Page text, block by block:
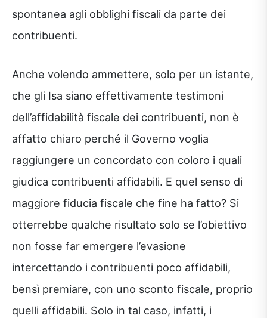
spontanea agli obblighi fiscali da parte dei
contribuenti.
Anche volendo ammettere, solo per un istante,
che gli Isa siano effettivamente testimoni
dell’affidabilità fiscale dei contribuenti, non è
affatto chiaro perché il Governo voglia
raggiungere un concordato con coloro i quali
giudica contribuenti affidabili. E quel senso di
maggiore fiducia fiscale che fine ha fatto? Si
otterrebbe qualche risultato solo se l’obiettivo
non fosse far emergere l’evasione
intercettando i contribuenti poco affidabili,
bensì premiare, con uno sconto fiscale, proprio
quelli affidabili. Solo in tal caso, infatti, i